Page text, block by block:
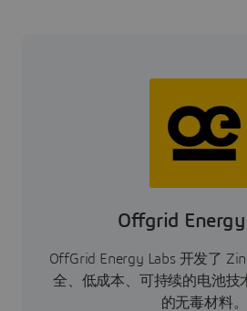
Offgrid Energy
OffGrid Energy Labs 开发了
全、低成本、可持续的电池技
的无毒材料。